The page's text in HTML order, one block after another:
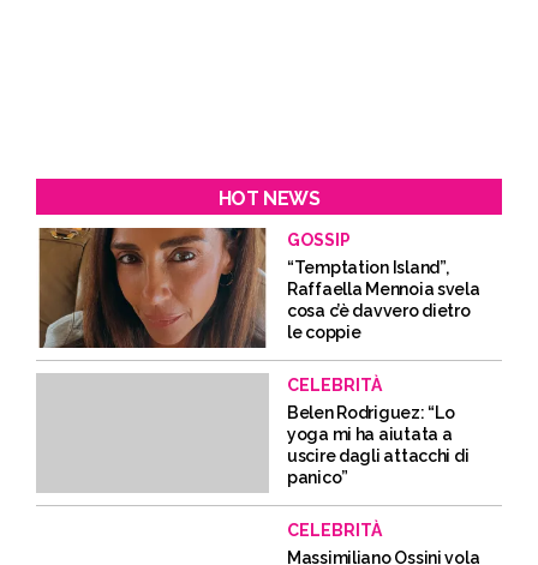
HOT NEWS
GOSSIP
“Temptation Island”,
Raffaella Mennoia svela
cosa c’è davvero dietro
le coppie
CELEBRITÀ
Belen Rodriguez: “Lo
yoga mi ha aiutata a
uscire dagli attacchi di
panico”
CELEBRITÀ
Massimiliano Ossini vola